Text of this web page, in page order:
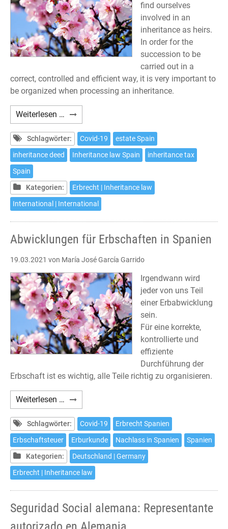
find ourselves
involved in an
inheritance as heirs.
In order for the
succession to be
carried out in a
correct, controlled and efficient way, it is very important to
be organized when processing an inheritance.
Weiterlesen … Procedures
to
inherit
in
Spain
Schlagwörter: Covid-19
estate Spain
inheritance deed
Inheritance law Spain
inheritance tax
Spain
Kategorien:
Erbrecht | Inheritance law
International | International
Abwicklungen für Erbschaften in Spanien
19.03.2021 von María José García Garrido
Irgendwann wird
jeder von uns Teil
einer Erbabwicklung
sein.
Für eine korrekte,
kontrollierte und
effiziente
Durchführung der
Erbschaft ist es wichtig, alle Teile richtig zu organisieren.
Weiterlesen … Abwicklungen
für
Erbschaften
in
Spanien
Schlagwörter: Covid-19
Erbrecht Spanien
Erbschaftsteuer
Erburkunde Nachlass in Spanien
Spanien
Kategorien:
Deutschland | Germany
Erbrecht | Inheritance law
Seguridad Social alemana: Representante